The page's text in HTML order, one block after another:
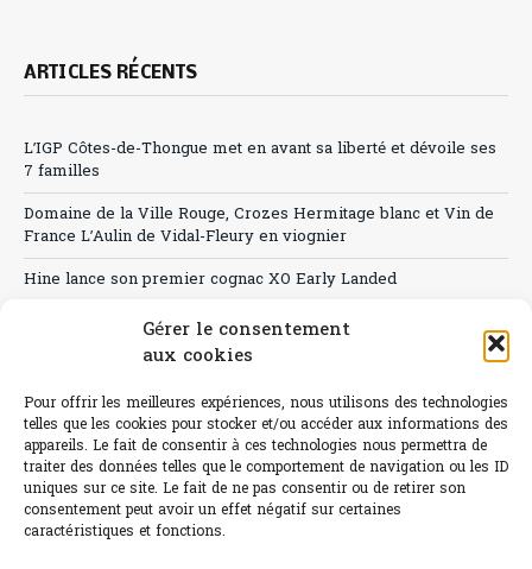
Gérer le consentement
aux cookies
Pour offrir les meilleures expériences, nous utilisons des technologies
telles que les cookies pour stocker et/ou accéder aux informations des
appareils. Le fait de consentir à ces technologies nous permettra de
traiter des données telles que le comportement de navigation ou les ID
uniques sur ce site. Le fait de ne pas consentir ou de retirer son
consentement peut avoir un effet négatif sur certaines
caractéristiques et fonctions.
ARTICLES RÉCENTS
L’IGP Côtes-de-Thongue met en avant sa liberté et dévoile ses
7 familles
Domaine de la Ville Rouge, Crozes Hermitage blanc et Vin de
France L’Aulin de Vidal-Fleury en viognier
Hine lance son premier cognac XO Early Landed
Canicule : A quand le CHR à « l’heure espagnole » ?
Sélection de rosés 2026
L'abus d'alcool est dangereux pour la santé.